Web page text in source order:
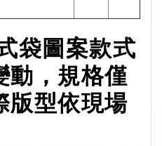
袋圖案款式
動，規格僅
版型依現場